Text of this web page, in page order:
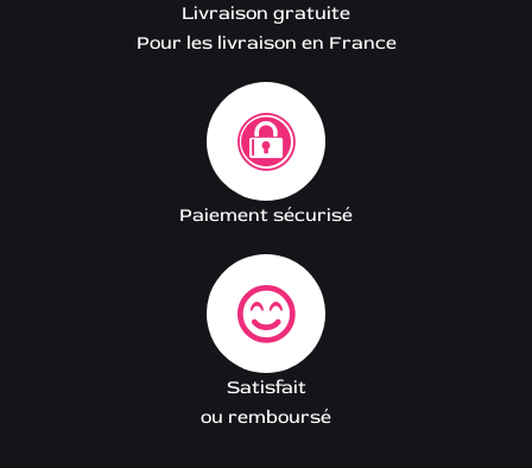
Livraison gratuite
Pour les livraison en France
Paiement sécurisé
Satisfait
ou remboursé